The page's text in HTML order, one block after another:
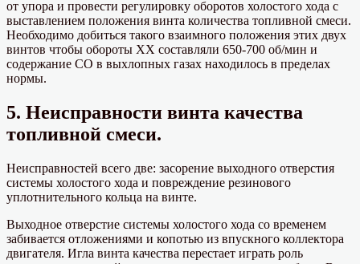
от упора и провести регулировку оборотов холостого хода с
выставлением положения винта количества топливной смеси.
Необходимо добиться такого взаимного положения этих двух
винтов чтобы обороты ХХ составляли 650-700 об/мин и
содержание СО в выхлопных газах находилось в пределах
нормы.
5. Неисправности винта качества
топливной смеси.
Неисправностей всего две: засорение выходного отверстия
системы холостого хода и повреждение резинового
уплотнительного кольца на винте.
Выходное отверстие системы холостого хода со временем
забивается отложениями и копотью из впускного коллектора
двигателя. Игла винта качества перестает играть роль